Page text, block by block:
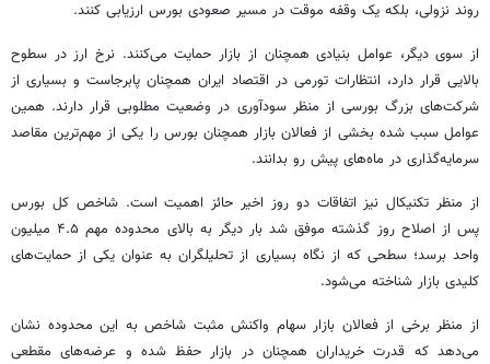
روند نزولی، بلکه یک وقفه موقت در مسیر صعودی بورس ارزیابی کنند.
از سوی دیگر، عوامل بنیادی همچنان از بازار حمایت می‌کنند. نرخ ارز در سطوح
بالایی قرار دارد، انتظارات تورمی در اقتصاد ایران همچنان پابرجاست و بسیاری از
شرکت‌های بزرگ بورسی از منظر سودآوری در وضعیت مطلوبی قرار دارند. همین
عوامل سبب شده بخشی از فعالان بازار همچنان بورس را یکی از مهم‌ترین مقاصد
سرمایه‌گذاری در ماه‌های پیش رو بدانند.
از منظر تکنیکال نیز اتفاقات دو روز اخیر حائز اهمیت است. شاخص کل بورس
پس از اصلاح روز گذشته موفق شد بار دیگر به بالای محدوده مهم ۴.۵ میلیون
واحد برسد؛ سطحی که از نگاه بسیاری از تحلیلگران به عنوان یکی از حمایت‌های
کلیدی بازار شناخته می‌شود.
از منظر برخی از فعالان بازار سهام واکنش مثبت شاخص به این محدوده نشان
می‌دهد که قدرت خریداران همچنان در بازار حفظ شده و عرضه‌های مقطعی